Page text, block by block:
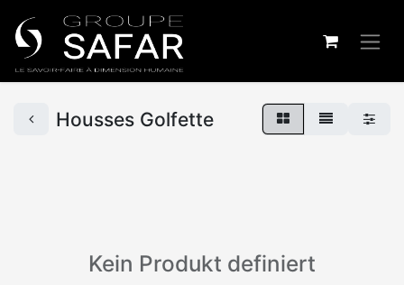
Housses Golfette
Kein Produkt definiert